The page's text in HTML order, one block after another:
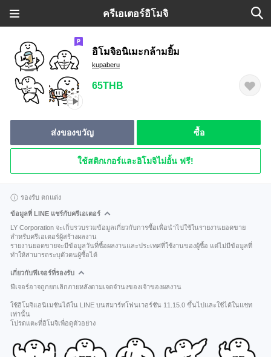
ครีเอเตอร์อิโมจิ
อิโมจิอนิเมะกล้ามยิ้ม
kupaberu
65THB
ส่งของขวัญ ซื้อ
ใช้สติกเกอร์และอิโมจิไม่อั้น ฟรี!
รองรับ ตกแต่ง
ข้อมูลที่ LINE แชร์กับครีเอเตอร์
LY Corporation จะเก็บรวบรวมข้อมูลเกี่ยวกับการซื้อเพื่อนำไปใช้ในรายงานยอดขาย
สำหรับครีเอเตอร์ผู้สร้างผลงาน
รายงานยอดขายจะมีข้อมูลวันที่ซื้อผลงานและประเทศที่ใช้งานของผู้ซื้อ แต่ไม่มีข้อมูลที่
ทำให้สามารถระบุตัวตนผู้ซื้อได้
เกี่ยวกับฟีเจอร์ที่รองรับ
ฟีเจอร์อาจถูกยกเลิกภายหลังตามเจตจำนงของเจ้าของผลงาน
ใช้อิโมจิแอนิเมชันได้ใน LINE บนสมาร์ทโฟนเวอร์ชัน 11.15.0 ขึ้นไปและใช้ได้ในแชท
เท่านั้น
โปรดแตะที่อิโมจิเพื่อดูตัวอย่าง